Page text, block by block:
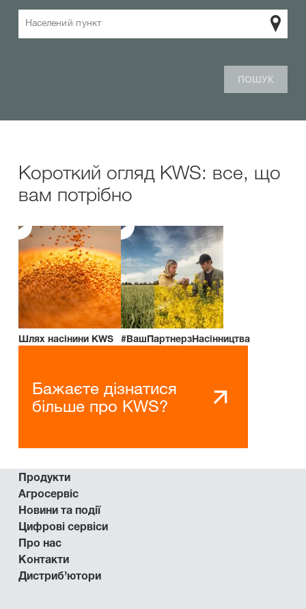
Населений пункт
ПОШУК
Короткий огляд KWS: все, що
вам потрібно
Шлях насінини KWS #ВашПартнерзНасінництва
Бажаєте дізнатися
більше про KWS?
Продукти
Агросервіс
Новини та події
Цифрові сервіси
Про нас
Контакти
Дистриб’ютори